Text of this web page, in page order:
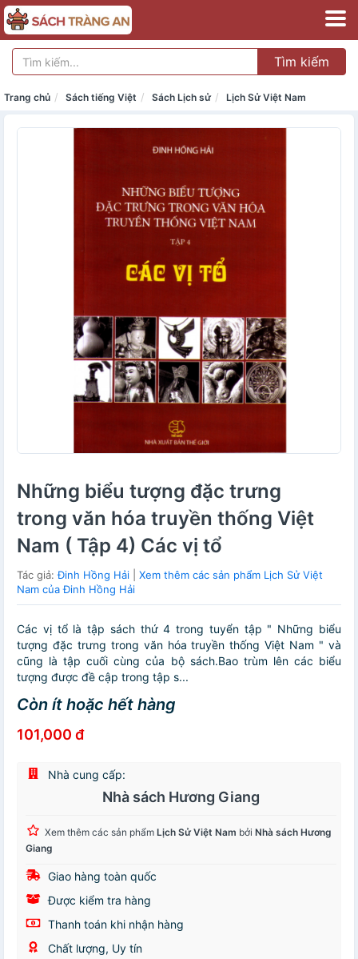
Tìm kiếm
Trang chủ Sách tiếng Việt Sách Lịch sử Lịch Sử Việt Nam
Những biểu tượng đặc trưng
trong văn hóa truyền thống Việt
Nam ( Tập 4) Các vị tổ
Tác giả:Đinh Hồng Hải
Xem thêm các sản phẩm Lịch Sử Việt
Nam của Đinh Hồng Hải
Các vị tổ là tập sách thứ 4 trong tuyển tập " Những biểu
tượng đặc trưng trong văn hóa truyền thống Việt Nam " và
cũng là tập cuối cùng của bộ sách.Bao trùm lên các biểu
tượng được đề cập trong tập s...
Còn ít hoặc hết hàng
101,000 đ
Nhà cung cấp:
Nhà sách Hương Giang
Xem thêm các sản phẩm Lịch Sử Việt Nam bởi Nhà sách Hương
Giang
Giao hàng toàn quốc
Được kiểm tra hàng
Thanh toán khi nhận hàng
Chất lượng, Uy tín